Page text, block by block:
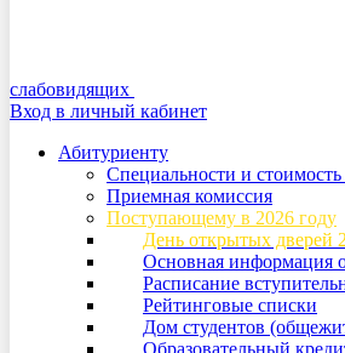
слабовидящих
Вход в личный кабинет
Абитуриенту
Специальности и стоимость
Приемная комиссия
Поступающему в 2026 году
День открытых дверей
Основная информация
Расписание
Рейтинговые списки
Дом студентов
Образовательный